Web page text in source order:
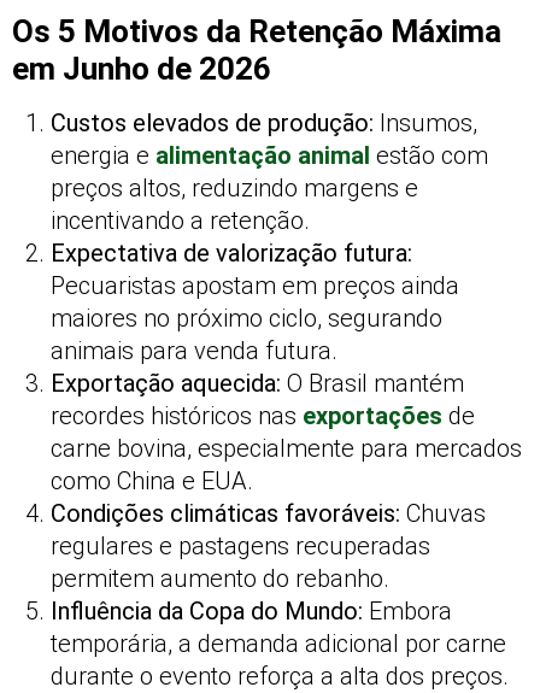
Os 5 Motivos da Retenção Máxima
em Junho de 2026
Custos elevados de produção: Insumos,
energia e alimentação animal estão com
preços altos, reduzindo margens e
incentivando a retenção.
Expectativa de valorização futura:
Pecuaristas apostam em preços ainda
maiores no próximo ciclo, segurando
animais para venda futura.
Exportação aquecida: O Brasil mantém
recordes históricos nas exportações de
carne bovina, especialmente para mercados
como China e EUA.
Condições climáticas favoráveis: Chuvas
regulares e pastagens recuperadas
permitem aumento do rebanho.
Influência da Copa do Mundo: Embora
temporária, a demanda adicional por carne
durante o evento reforça a alta dos preços.